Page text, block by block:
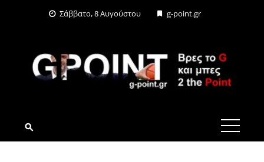
Σάββατο, 8 Αυγούστου g-point.gr
G-POINT.GR